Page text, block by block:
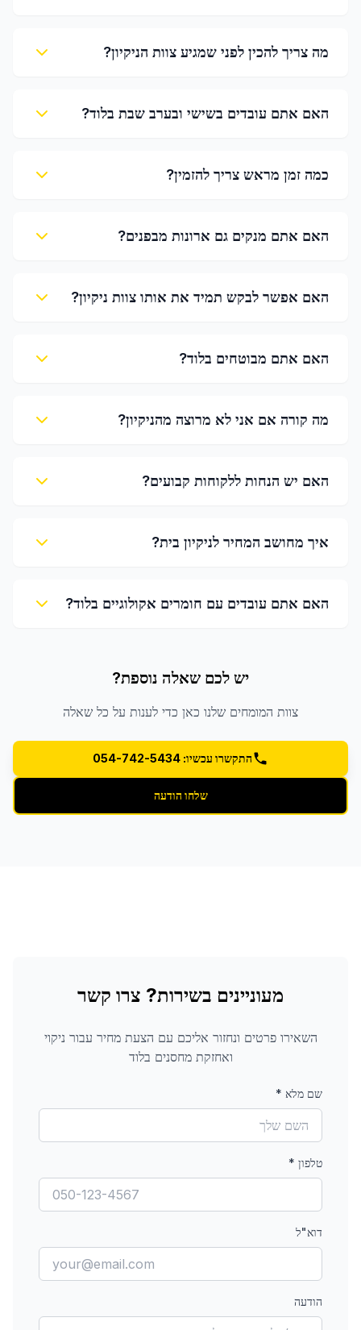
מה צריך להכין לפני שמגיע צוות הניקיון?
האם אתם עובדים בשישי ובערב שבת בלוד?
כמה זמן מראש צריך להזמין?
האם אתם מנקים גם ארונות מבפנים?
האם אפשר לבקש תמיד את אותו צוות ניקיון?
האם אתם מבוטחים בלוד?
מה קורה אם אני לא מרוצה מהניקיון?
האם יש הנחות ללקוחות קבועים?
איך מחושב המחיר לניקיון בית?
האם אתם עובדים עם חומרים אקולוגיים בלוד?
יש לכם שאלה נוספת?
צוות המומחים שלנו כאן כדי לענות על כל שאלה
התקשרו עכשיו: 054-742-5434
שלחו הודעה
מעוניינים בשירות? צרו קשר
השאירו פרטים ונחזור אליכם עם הצעת מחיר עבור ניקוי
ואחזקת מחסנים בלוד
שם מלא *
טלפון *
דוא"ל
הודעה